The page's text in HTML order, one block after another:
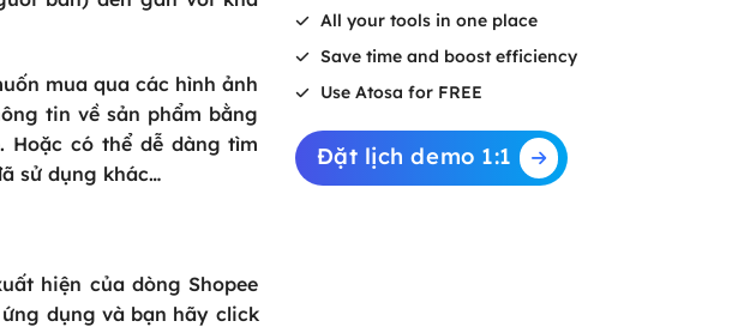
mua qua các hình ảnh
tin về sản phẩm bằng
Hoặc có thể dễ dàng tìm
sử dụng khác…
hiện của dòng Shopee
dụng và bạn hãy click
All your tools in one place
Save time and boost efficiency
Use Atosa for FREE
Đặt lịch demo 1:1